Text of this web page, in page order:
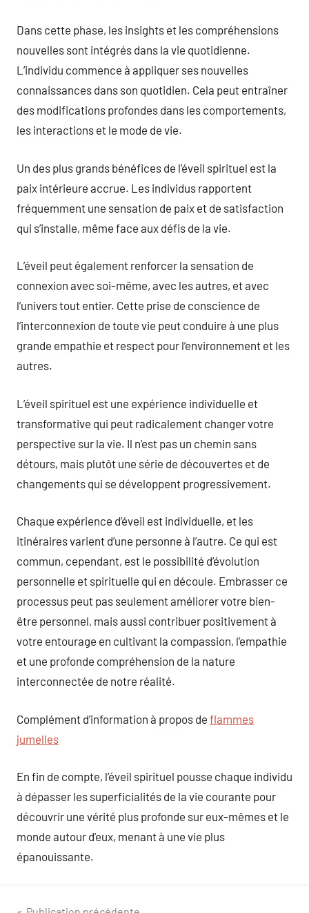
Dans cette phase, les insights et les compréhensions
nouvelles sont intégrés dans la vie quotidienne.
L’individu commence à appliquer ses nouvelles
connaissances dans son quotidien. Cela peut entraîner
des modifications profondes dans les comportements,
les interactions et le mode de vie.
Un des plus grands bénéfices de l’éveil spirituel est la
paix intérieure accrue. Les individus rapportent
fréquemment une sensation de paix et de satisfaction
qui s’installe, même face aux défis de la vie.
L’éveil peut également renforcer la sensation de
connexion avec soi-même, avec les autres, et avec
l’univers tout entier. Cette prise de conscience de
l’interconnexion de toute vie peut conduire à une plus
grande empathie et respect pour l’environnement et les
autres.
L’éveil spirituel est une expérience individuelle et
transformative qui peut radicalement changer votre
perspective sur la vie. Il n’est pas un chemin sans
détours, mais plutôt une série de découvertes et de
changements qui se développent progressivement.
Chaque expérience d’éveil est individuelle, et les
itinéraires varient d’une personne à l’autre. Ce qui est
commun, cependant, est le possibilité d’évolution
personnelle et spirituelle qui en découle. Embrasser ce
processus peut pas seulement améliorer votre bien-
être personnel, mais aussi contribuer positivement à
votre entourage en cultivant la compassion, l’empathie
et une profonde compréhension de la nature
interconnectée de notre réalité.
Complément d’information à propos de flammes
jumelles
En fin de compte, l’éveil spirituel pousse chaque individu
à dépasser les superficialités de la vie courante pour
découvrir une vérité plus profonde sur eux-mêmes et le
monde autour d’eux, menant à une vie plus
épanouissante.